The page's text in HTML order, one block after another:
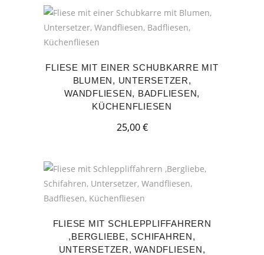
FLIESE MIT EINER SCHUBKARRE MIT
BLUMEN, UNTERSETZER,
WANDFLIESEN, BADFLIESEN,
KÜCHENFLIESEN
25,00€
FLIESE MIT SCHLEPPLIFFAHRERN
,BERGLIEBE, SCHIFAHREN,
UNTERSETZER, WANDFLIESEN,